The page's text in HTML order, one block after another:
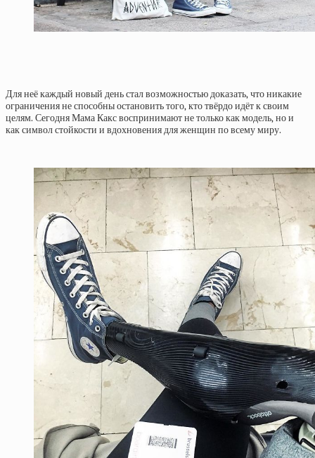
Для неё каждый новый день стал возможностью доказать, что никакие
ограничения не способны остановить того, кто твёрдо идёт к своим
целям. Сегодня Мама Какс воспринимают не только как модель, но и
как символ стойкости и вдохновения для женщин по всему миру.